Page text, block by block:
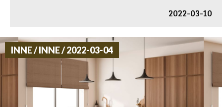
2022-03-10
INNE / INNE / 2022-03-04